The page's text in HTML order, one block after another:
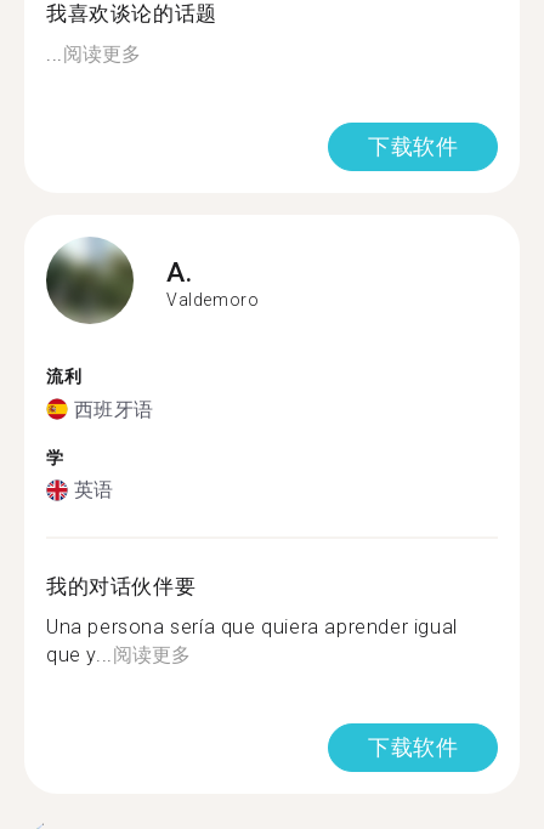
我喜欢谈论的话题
...阅读更多
下载软件
A.
Valdemoro
流利
西班牙语
学
英语
我的对话伙伴要
Una persona sería que quiera aprender igual
que y...阅读更多
下载软件